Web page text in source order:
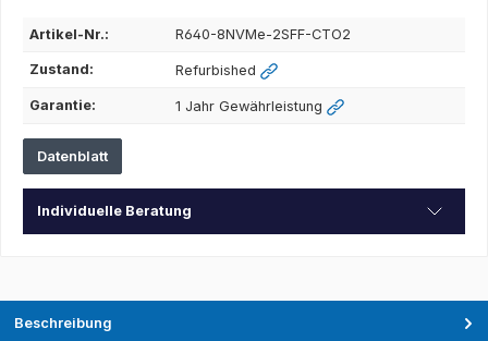
Artikel-Nr.: R640-8NVMe-2SFF-CTO2
Zustand: Refurbished
Garantie: 1 Jahr Gewährleistung
Datenblatt
Individuelle Beratung
Beschreibung